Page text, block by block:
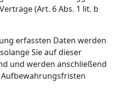
(Art. 6 Abs. 1 lit. b
erfassten Daten werden
Sie auf dieser
und werden anschließend